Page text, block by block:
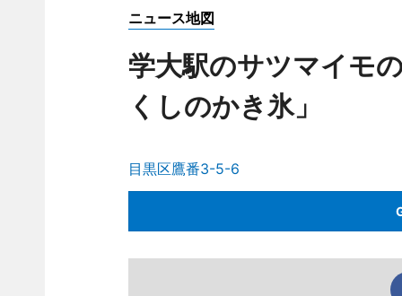
ニュース地図
学大駅のサツマイモ
くしのかき氷」
目黒区鷹番3-5-6